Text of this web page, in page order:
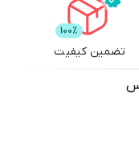
تضمین کیفیت